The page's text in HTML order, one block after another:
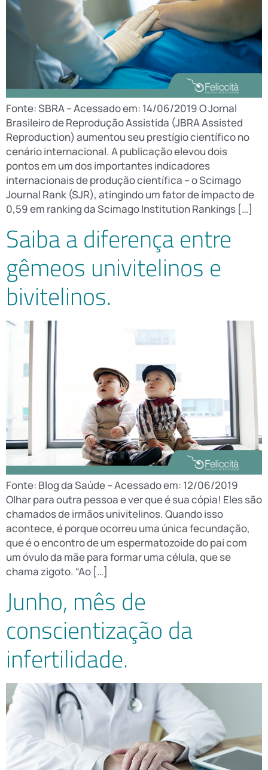
Fonte: SBRA – Acessado em: 14/06/2019 O Jornal
Brasileiro de Reprodução Assistida (JBRA Assisted
Reproduction) aumentou seu prestígio científico no
cenário internacional. A publicação elevou dois
pontos em um dos importantes indicadores
internacionais de produção científica – o Scimago
Journal Rank (SJR), atingindo um fator de impacto de
0,59 em ranking da Scimago Institution Rankings […]
Saiba a diferença entre
gêmeos univitelinos e
bivitelinos.
Fonte: Blog da Saúde – Acessado em: 12/06/2019
Olhar para outra pessoa e ver que é sua cópia! Eles são
chamados de irmãos univitelinos. Quando isso
acontece, é porque ocorreu uma única fecundação,
que é o encontro de um espermatozoide do pai com
um óvulo da mãe para formar uma célula, que se
chama zigoto. “Ao […]
Junho, mês de
conscientização da
infertilidade.